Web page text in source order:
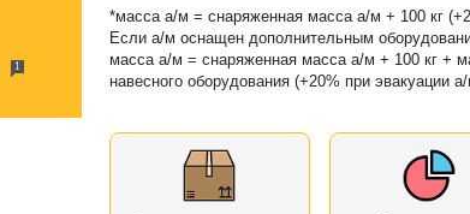
1
*масса а/м = снаряженная масса а/м + 100 кг
Если а/м оснащен дополнительным
масса а/м = снаряженная масса а/м + 100 кг +
навесного оборудования (+20% при эвакуации